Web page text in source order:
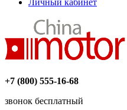
+7 (800) 555-16-68
звонок бесплатный